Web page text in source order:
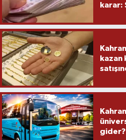
karar:
kazan
gider?